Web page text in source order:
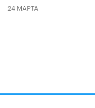
24 МАРТА